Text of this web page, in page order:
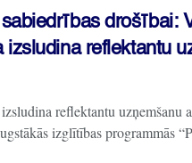
drošībai:
izsludina reflektantu
reflektantu uzņemšanu
izglītības programmās